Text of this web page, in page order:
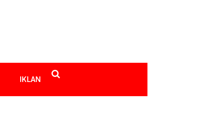
IKLAN